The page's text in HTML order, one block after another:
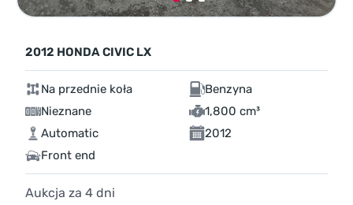
2012 HONDA CIVIC LX
Na przednie koła
Benzyna
Nieznane
1,800 cm³
Automatic
2012
Front end
Aukcja za 4 dni